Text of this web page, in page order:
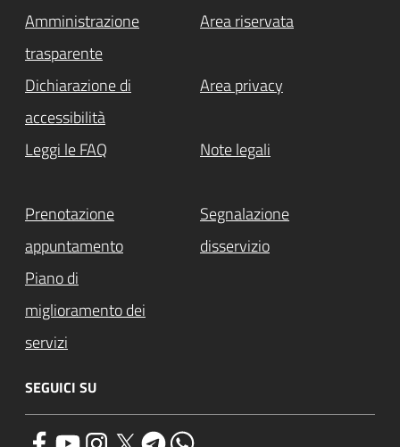
Amministrazione
trasparente
Area riservata
Dichiarazione di
accessibilità
Area privacy
Leggi le FAQ Note legali
Prenotazione
appuntamento
Segnalazione
disservizio
Piano di
miglioramento dei
servizi
SEGUICI SU